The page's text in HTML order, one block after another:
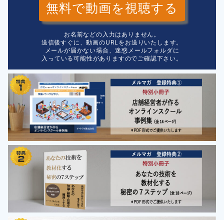
無料で動画を視聴する
お名前などの入力はありません。
送信後すぐに、動画のURLをお送りいたします。
メールが届かない場合、迷惑メールフォルダに
入っている可能性がありますのでご確認下さい。